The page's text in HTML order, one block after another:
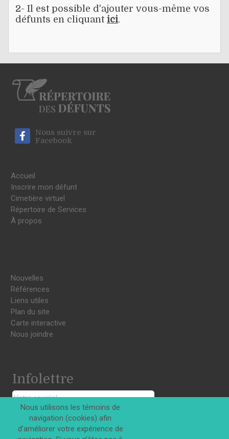
2- Il est possible d'ajouter vous-même vos
défunts en cliquant ici.
Nous suivre sur
Facebook
Accueil
Inscrire mon défunt
Cimetière virtuel
Répertoire de Services
À propos
Nouvelles
Références
Liens utiles
Plan du site
Carte interactive
Nous joindre
Infolettre
S'INSCRIRE
Nous utilisons les témoins de
navigation (cookies) afin
d'améliorer votre expérience de